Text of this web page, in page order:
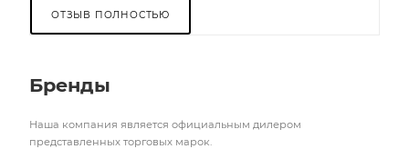
ОТЗЫВ ПОЛНОСТЬЮ
Бренды
Наша компания является официальным дилером
представленных торговых марок.